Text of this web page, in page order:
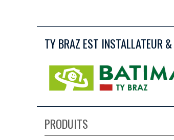
TY BRAZ EST INSTALLATEUR
PRODUITS